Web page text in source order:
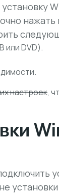
нажать
или DVD).
настроек,